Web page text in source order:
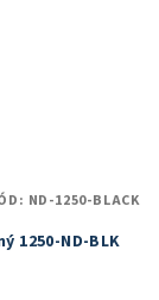
1250-ND-BLK
ND-1250-BLACK